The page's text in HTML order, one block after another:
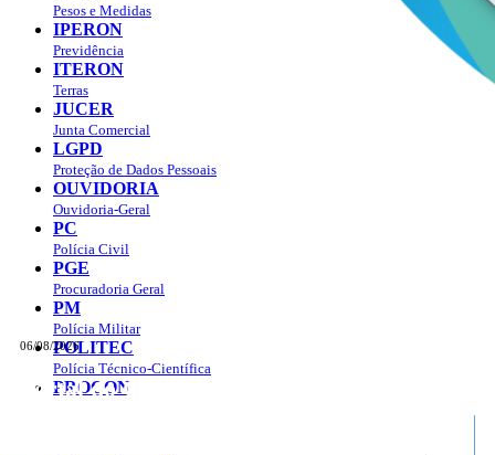
06/08/2026
Portal do Governo do
Pesos e Medidas
IPERON
Previdência
ITERON
Terras
JUCER
Junta Comercial
LGPD
Proteção de Dados Pessoais
OUVIDORIA
Ouvidoria-Geral
PC
Polícia Civil
PGE
Procuradoria Geral
PM
Polícia Militar
POLITEC
Polícia Técnico-Científica
PROCON